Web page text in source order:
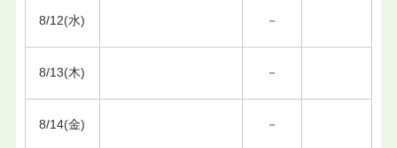
8/12(水) －
8/13(木) －
8/14(金) －